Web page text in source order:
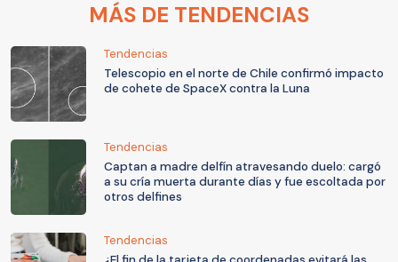
MÁS DE TENDENCIAS
Tendencias
Telescopio en el norte de Chile confirmó impacto
de cohete de SpaceX contra la Luna
Tendencias
Captan a madre delfín atravesando duelo: cargó
a su cría muerta durante días y fue escoltada por
otros delfines
Tendencias